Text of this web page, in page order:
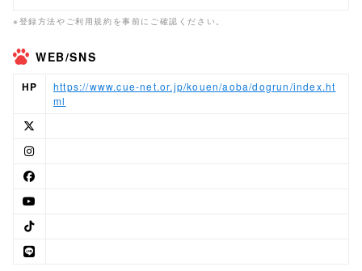
※登録方法やご利用規約を事前にご確認ください。
WEB/SNS
HP
https://www.cue-net.or.jp/kouen/aoba/dogrun/index.ht
ml